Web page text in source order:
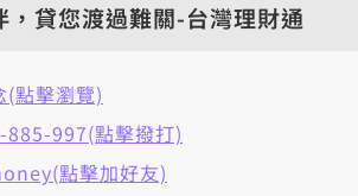
，貸您渡過難關-台灣理財通
(點擊瀏覽)
885-997(點擊撥打)
點擊加好友)